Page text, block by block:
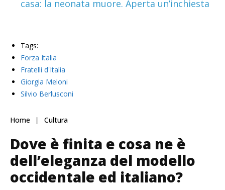
casa: la neonata muore. Aperta un’inchiesta
Tags:
Forza Italia
Fratelli d'Italia
Giorgia Meloni
Silvio Berlusconi
Home Cultura
Dove è finita e cosa ne è
dell’eleganza del modello
occidentale ed italiano?